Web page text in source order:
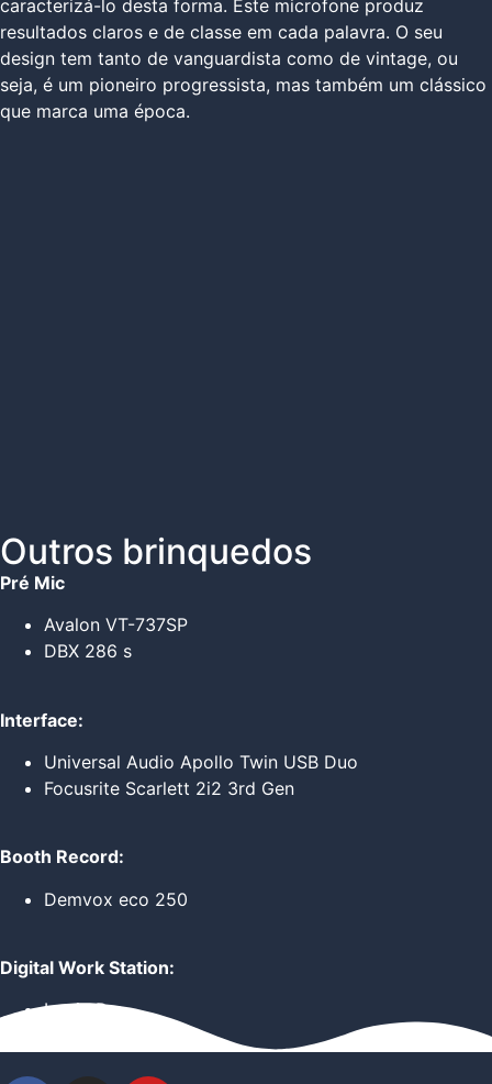
caracterizá-lo desta forma. Este microfone produz
resultados claros e de classe em cada palavra. O seu
design tem tanto de vanguardista como de vintage, ou
seja, é um pioneiro progressista, mas também um clássico
que marca uma época.
Outros brinquedos
Pré Mic
Avalon VT-737SP
DBX 286 s
Interface:
Universal Audio Apollo Twin USB Duo
Focusrite Scarlett 2i2 3rd Gen
Booth Record:
Demvox eco 250
Digital Work Station:
Logic Pro